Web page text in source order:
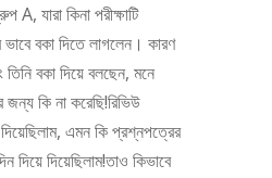
যারা কিনা পরীক্ষাটি
ভাবে বকা দিতে লাগলেন। কারণ
বকা দিয়ে বলছেন, মনে
কি না করেছি!রিভিউ
এমন কি প্রশ্নপত্রের
দিয়ে দিয়েছিলাম!তাও কিভাবে